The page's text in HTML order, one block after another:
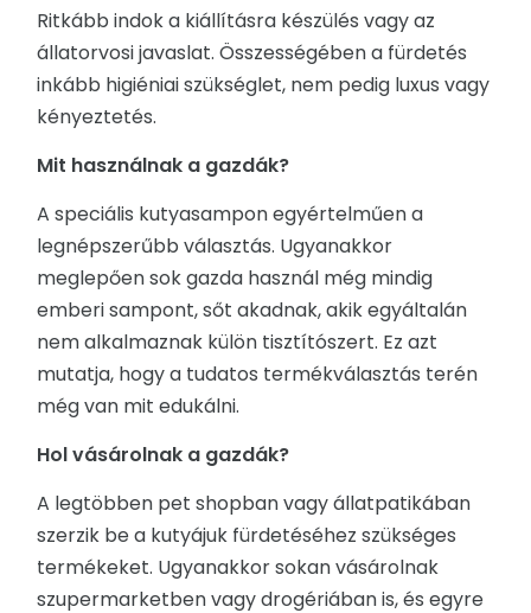
Ritkább indok a kiállításra készülés vagy az
állatorvosi javaslat. Összességében a fürdetés
inkább higiéniai szükséglet, nem pedig luxus vagy
kényeztetés.
Mit használnak a gazdák?
A speciális kutyasampon egyértelműen a
legnépszerűbb választás. Ugyanakkor
meglepően sok gazda használ még mindig
emberi sampont, sőt akadnak, akik egyáltalán
nem alkalmaznak külön tisztítószert. Ez azt
mutatja, hogy a tudatos termékválasztás terén
még van mit edukálni.
Hol vásárolnak a gazdák?
A legtöbben pet shopban vagy állatpatikában
szerzik be a kutyájuk fürdetéséhez szükséges
termékeket. Ugyanakkor sokan vásárolnak
szupermarketben vagy drogériában is, és egyre